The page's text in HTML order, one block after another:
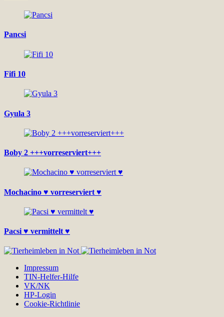
Pancsi
Fifi 10
Gyula 3
Boby 2 +++vorreserviert+++
Mochacino ♥ vorreserviert ♥
Pacsi ♥ vermittelt ♥
Impressum
TIN-Helfer-Hilfe
VK/NK
HP-Login
Cookie-Richtlinie